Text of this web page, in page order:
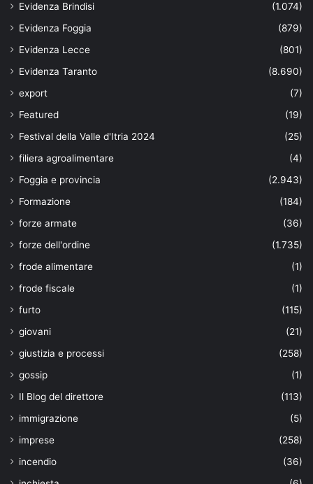
Evidenza Brindisi
(1.074)
Evidenza Foggia
(879)
Evidenza Lecce
(801)
Evidenza Taranto
(8.690)
export
(7)
Featured
(19)
Festival della Valle d'Itria 2024
(25)
filiera agroalimentare
(4)
Foggia e provincia
(2.943)
Formazione
(184)
forze armate
(36)
forze dell'ordine
(1.735)
frode alimentare
(1)
frode fiscale
(1)
furto
(115)
giovani
(21)
giustizia e processi
(258)
gossip
(1)
Il Blog del direttore
(113)
immigrazione
(5)
imprese
(258)
incendio
(36)